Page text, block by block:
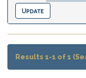
Results 1-1 of 1